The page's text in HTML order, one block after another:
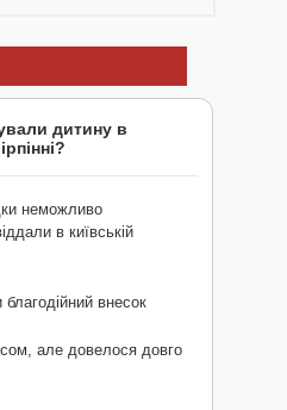
дитину в
неможливо
в київській
внесок
але довелося довго